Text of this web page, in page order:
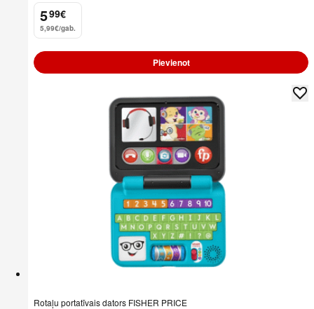
5
. 99€
5,99€/gab.
Pievienot
Rotaļu portatīvais dators FISHER PRICE